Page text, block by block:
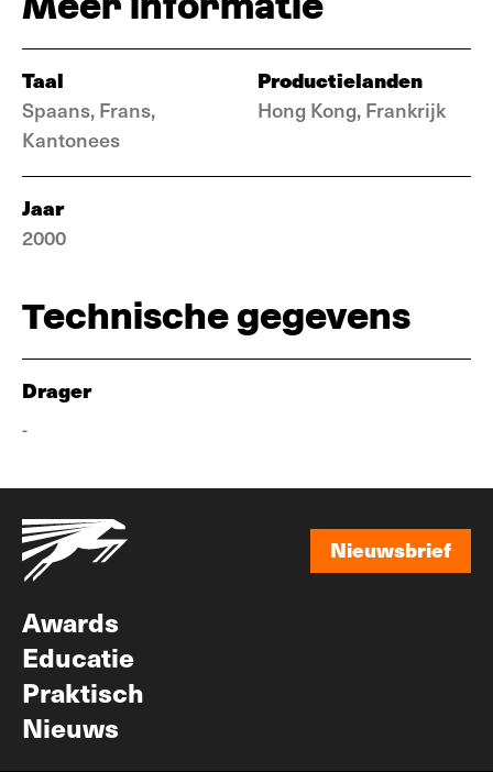
Taal
Spaans, Frans,
Kantonees
Productielanden
Hong Kong, Frankrijk
Jaar
2000
Technische gegevens
Drager
-
Nieuwsbrief
Awards
Educatie
Praktisch
Nieuws